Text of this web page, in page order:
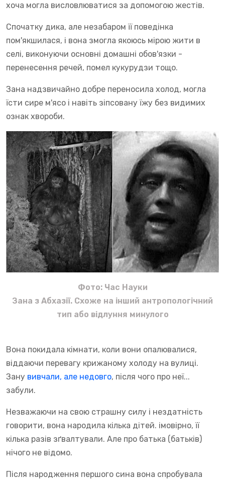
хоча могла висловлюватися за допомогою жестів.
Спочатку дика, але незабаром її поведінка
пом'якшилася, і вона змогла якоюсь мірою жити в
селі, виконуючи основні домашні обов'язки -
перенесення речей, помел кукурудзи тощо.
Зана надзвичайно добре переносила холод, могла
їсти сире м'ясо і навіть зіпсовану їжу без видимих
ознак хвороби.
Фото: Час Науки
Зана з Абхазії. Схоже на інший антропологічний
тип або відлуння минулого
Вона покидала кімнати, коли вони опалювалися,
віддаючи перевагу крижаному холоду на вулиці.
Зану вивчали, але недовго, після чого про неї...
забули.
Незважаючи на свою страшну силу і нездатність
говорити, вона народила кілька дітей. імовірно, її
кілька разів зґвалтували. Але про батька (батьків)
нічого не відомо.
Після народження першого сина вона спробувала